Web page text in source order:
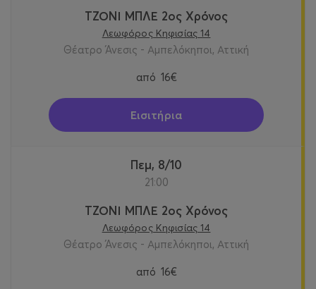
ΤΖΟΝΙ ΜΠΛΕ 2ος Χρόνος
Λεωφόρος Κηφισίας 14
Θέατρο Άνεσις - Αμπελόκηποι, Αττική
από 16€
Εισιτήρια
Πεμ, 8/10
21:00
ΤΖΟΝΙ ΜΠΛΕ 2ος Χρόνος
Λεωφόρος Κηφισίας 14
Θέατρο Άνεσις - Αμπελόκηποι, Αττική
από 16€